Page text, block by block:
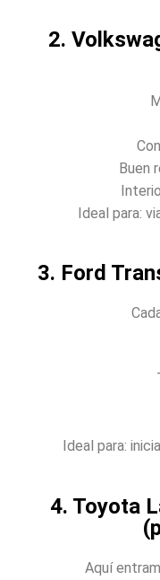
2.
Buen
Ideal para:
3. Ford
Ideal para:
4. Toyota
Aquí